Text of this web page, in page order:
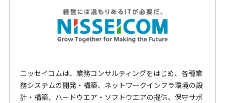
ニッセイコムは、業務コンサルティングをはじめ、各種業
務システムの開発・構築、ネットワークインフラ環境の設
計・構築、ハードウエア・ソフトウエアの提供、保守サポ